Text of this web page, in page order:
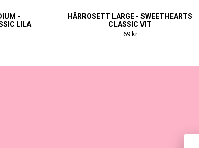
-
LILA
HÅRROSETT LARGE - SWEETHEARTS
CLASSIC VIT
69 kr